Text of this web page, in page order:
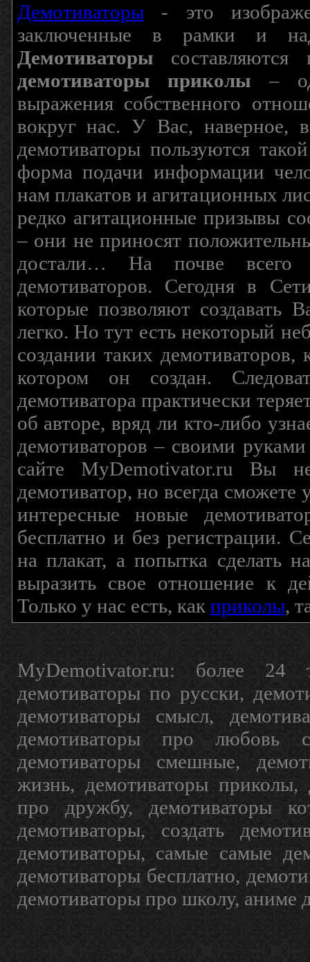
Демотиваторы- это
заключенные в рамки и
Демотиваторы составляются
демотиваторы приколы –
выражения собственного
вокруг нас. У Вас, наверное,
демотиваторы пользуются
форма подачи информации
нам плакатов и агитационных
редко агитационные призывы
– они не приносят
достали… На почве всего
демотиваторов. Сегодня в
которые позволяют создавать
легко. Но тут есть некоторый
создании таких
котором он создан.
демотиватора практически
об авторе, вряд ли кто-либо
демотиваторов – своими
сайте MyDemotivator.ru Вы
демотиватор, но всегда сможете
интересные новые
бесплатно и без регистрации.
на плакат, а попытка
выразить свое отношение к
Только у нас есть, как приколы,
MyDemotivator.ru: более 24
демотиваторы по русски,
демотиваторы смысл,
демотиваторы про любовь
демотиваторы смешные,
жизнь, демотиваторы приколы,
про дружбу, демотиваторы
демотиваторы, создать
демотиваторы, самые самые
демотиваторы бесплатно,
демотиваторы про школу, аниме